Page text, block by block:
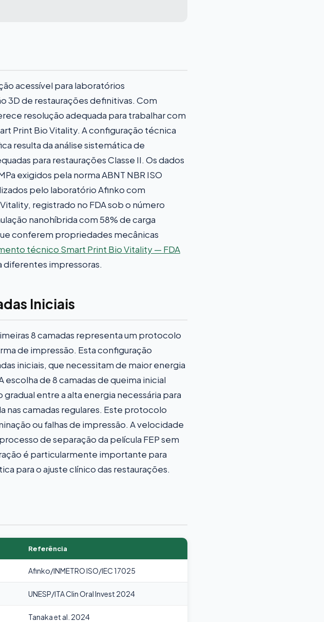
acessível para laboratórios
3D de restaurações definitivas. Com
resolução adequada para trabalhar com
Print Bio Vitality. A configuração técnica
resulta da análise sistemática de
para restaurações Classe II. Os dados
exigidos pela norma ABNT NBR ISO
pelo laboratório Afinko com
registrado no FDA sob o número
nanohíbrida com 58% de carga
conferem propriedades mecânicas
técnico Smart Print Bio Vitality — FDA
impressoras.
Iniciais
8 camadas representa um protocolo
de impressão. Esta configuração
iniciais, que necessitam de maior energia
escolha de 8 camadas de queima inicial
entre a alta energia necessária para
nas camadas regulares. Este protocolo
ou falhas de impressão. A velocidade
de separação da película FEP sem
é particularmente importante para
para o ajuste clínico das restaurações.
Referência
Afinko/INMETRO ISO/IEC 17025
UNESP/ITA Clin Oral Invest 2024
Tanaka et al. 2024